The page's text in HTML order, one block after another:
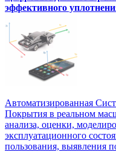
эффективного
Автоматизированная
Покрытия в реальном
анализа, оценки,
эксплуатационного
пользования, выявления